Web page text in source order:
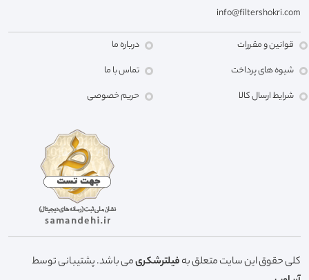
info@filtershokri.com
قوانین و مقررات
شیوه های پرداخت
شرایط ارسال کالا
درباره ما
تماس با ما
حریم خصوصی
کلی حقوق این سایت متعلق بهفیلترشکریمی باشد. پشتیبانی توسط